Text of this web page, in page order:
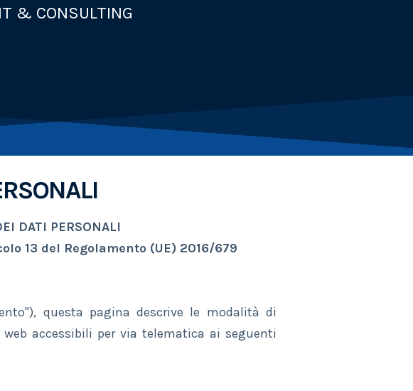
& CONSULTING
DATI PERSONALI
13 del Regolamento (UE) 2016/679
questa pagina descrive le modalità di
accessibili per via telematica ai seguenti